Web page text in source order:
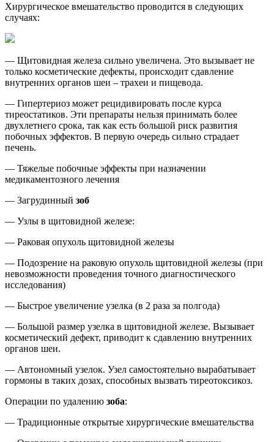
Хирургическое вмешательство проводится в следующих
случаях:
— Щитовидная железа сильно увеличена. Это вызывает не
только косметические дефекты, происходит сдавление
внутренних органов шеи – трахеи и пищевода.
— Гипертериоз может рецидивировать после курса
тиреостатиков. Эти препараты нельзя принимать более
двухлетнего срока, так как есть большой риск развития
побочных эффектов. В первую очередь сильно страдает
печень.
— Тяжелые побочные эффекты при назначении
медикаментозного лечения
— Загрудинный зоб
— Узлы в щитовидной железе:
— Раковая опухоль щитовидной железы
— Подозрение на раковую опухоль щитовидной железы (при
невозможности проведения точного диагностического
исследования)
— Быстрое увеличение узелка (в 2 раза за полгода)
— Большой размер узелка в щитовидной железе. Вызывает
косметический дефект, приводит к сдавлению внутренних
органов шеи.
— Автономный узелок. Узел самостоятельно вырабатывает
гормоны в таких дозах, способных вызвать тиреотоксикоз.
Операции по удалению зоба:
— Традиционные открытые хирургические вмешательства